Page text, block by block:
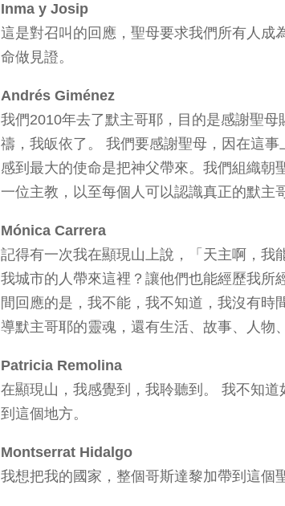
Inma y Josip
這是對召叫的回應，聖母要求我們所有人成
命做見證。
Andrés Giménez
我們2010年去了默主哥耶，目的是感謝聖
禱，我皈依了。 我們要感謝聖母，因在這
感到最大的使命是把神父帶來。我們組織朝
一位主教，以至每個人可以認識真正的默主
Mónica Carrera
記得有一次我在顯現山上說，「天主啊，我
我城市的人帶來這裡？讓他們也能經歷我所
間回應的是，我不能，我不知道，我沒有時
導默主哥耶的靈魂，還有生活、故事、人物
Patricia Remolina
在顯現山，我感覺到，我聆聽到。 我不知
到這個地方。
Montserrat Hidalgo
我想把我的國家，整個哥斯達黎加帶到這個